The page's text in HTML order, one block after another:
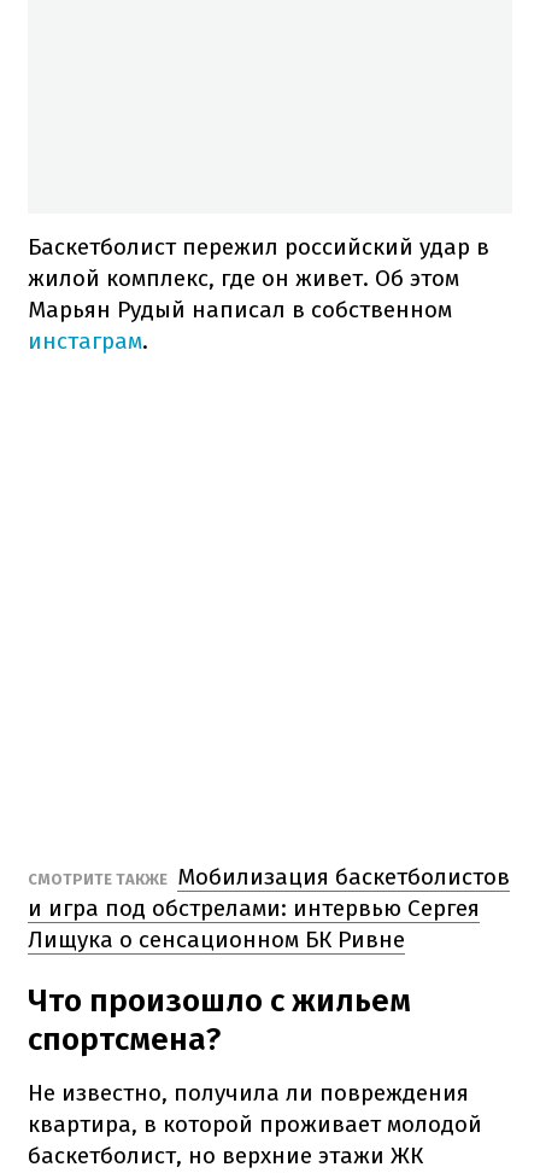
Баскетболист пережил российский удар в
жилой комплекс, где он живет. Об этом
Марьян Рудый написал в собственном
инстаграм.
СМОТРИТЕ ТАКЖЕ Мобилизация баскетболистов
и игра под обстрелами: интервью Сергея
Лищука о сенсационном БК Ривне
Что произошло с жильем
спортсмена?
Не известно, получила ли повреждения
квартира, в которой проживает молодой
баскетболист, но верхние этажи ЖК